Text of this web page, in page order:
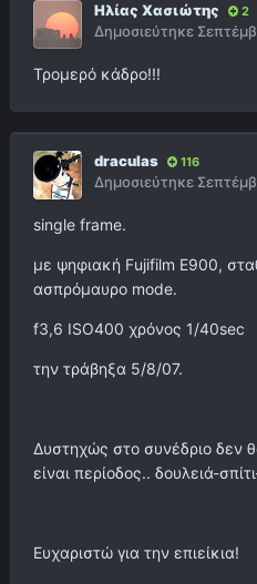
Ηλίας Χασιώτης 2
Δημοσιεύτηκε
Τρομερό κάδρο!!!
draculas 116
Δημοσιεύτηκε
single frame.
με ψηφιακή Fujifilm E900,
ασπρόμαυρο mode.
f3,6 ISO400 χρόνος 1/40sec
την τράβηξα 5/8/07.
Δυστηχώς στο συνέδριο
είναι περίοδος.. δουλειά-
Ευχαριστώ για την επιείκια!